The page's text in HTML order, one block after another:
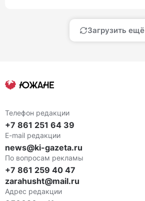
Загрузить ещё
Телефон редакции
+7 861 251 64 39
E-mail редакции
news@ki-gazeta.ru
По вопросам рекламы
+7 861 259 40 47
zarahusht@mail.ru
Адрес редакции